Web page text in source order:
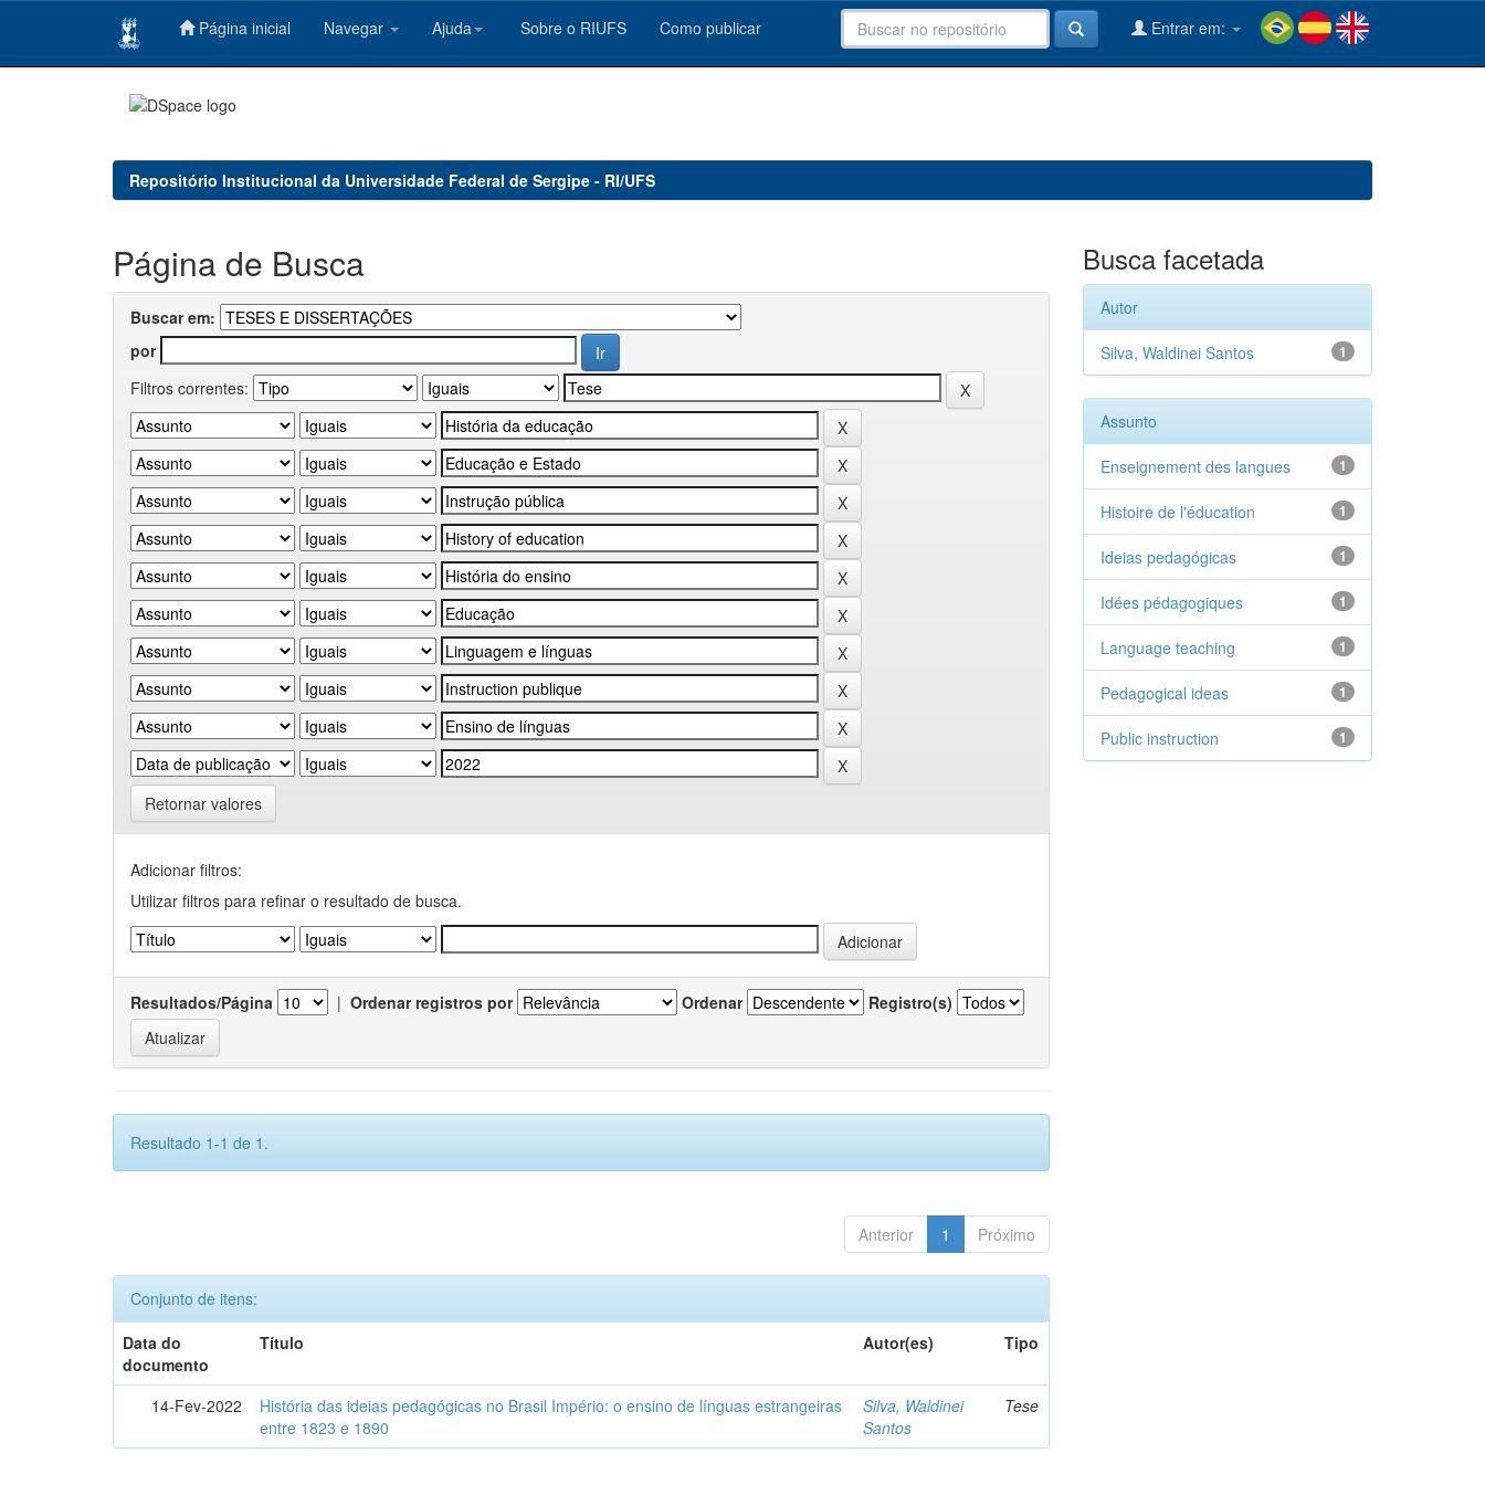
Página inicial Navegar Ajuda Sobre o RIUFS Como publicar Entrar em:
Repositório Institucional da Universidade Federal de Sergipe - RI/UFS
Página de Busca
Buscar em:
por
Filtros correntes:
Retornar valores
Adicionar filtros:
Utilizar filtros para refinar o resultado de busca.
Resultados/Página | Ordenar registros por Ordenar Registro(s)
Resultado 1-1 de 1.
Anterior 1 Próximo
Conjunto de itens:
Data do
documento
Título Autor(es) Tipo
14-Fev-2022
História das ideias pedagógicas no Brasil Império: o ensino de línguas estrangeiras
entre 1823 e 1890
Silva, Waldinei
Santos
Tese
Busca facetada
Autor
1
Silva, Waldinei Santos
Assunto
1
Enseignement des langues
1
Histoire de l'éducation
1
Ideias pedagógicas
1
Idées pédagogiques
1
Language teaching
1
Pedagogical ideas
1
Public instruction